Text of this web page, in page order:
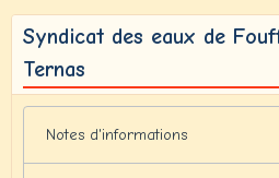
Syndicat des eaux de
Ternas
Notes d'informations